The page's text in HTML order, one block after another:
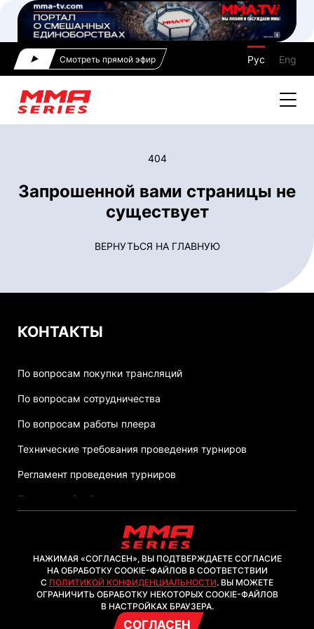
Смотреть прямой эфир Рус Eng
404
Запрошенной вами страницы не
существует
ВЕРНУТЬСЯ НА ГЛАВНУЮ
КОНТАКТЫ
По вопросам покупки трансляций
По вопросам сотрудничества
По вопросам работы плеера
Технические требования проведения турниров
Регламент проведения турниров
Политика обработки персональных данных
2026, ООО "ММА-ТВ.КОМ"
НАЖИМАЯ «СОГЛАСЕН», ВЫ ПОДТВЕРЖДАЕТЕ СОГЛАСИЕ
НА ОБРАБОТКУ COOKIE-ФАЙЛОВ В СООТВЕТСТВИИ
С ПОЛИТИКОЙ КОНФИДЕНЦИАЛЬНОСТИ. ВЫ МОЖЕТЕ
ОГРАНИЧИТЬ ОБРАБОТКУ НЕКОТОРЫХ COOKIE-ФАЙЛОВ
В НАСТРОЙКАХ БРАУЗЕРА.
СОГЛАСЕН